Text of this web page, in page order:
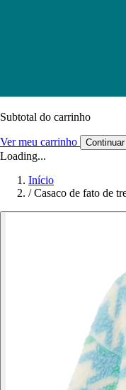
Subtotal do carrinho
Ver meu carrinho
Loading...
Início
/ Casaco de fato de